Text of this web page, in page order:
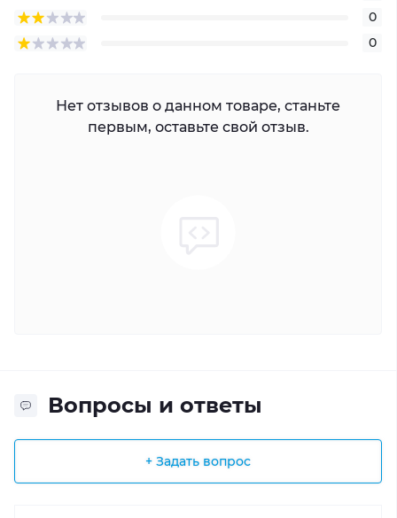
0
0
Нет отзывов о данном товаре, станьте
первым, оставьте свой отзыв.
Вопросы и ответы
+ Задать вопрос